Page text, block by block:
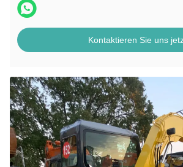
Kontaktieren Sie uns